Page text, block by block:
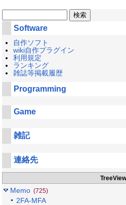
Software
自作ソフト
wiki自作プラグイン
利用規定
ランキング
雑誌等掲載履歴
Programming
Game
雑記
連絡先
TreeView
Memo (725)
2FA-MFA